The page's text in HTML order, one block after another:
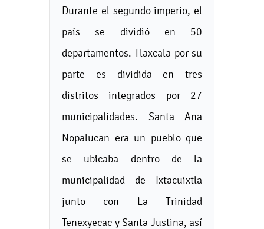
Durante el segundo imperio, el
país se dividió en 50
departamentos. Tlaxcala por su
parte es dividida en tres
distritos integrados por 27
municipalidades. Santa Ana
Nopalucan era un pueblo que
se ubicaba dentro de la
municipalidad de Ixtacuixtla
junto con La Trinidad
Tenexyecac y Santa Justina, así